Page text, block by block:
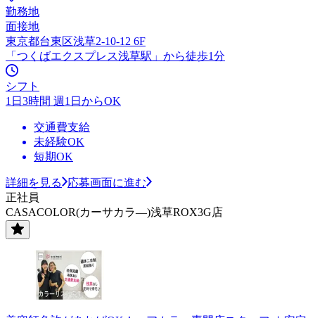
勤務地
面接地
東京都台東区浅草2-10-12 6F
「つくばエクスプレス浅草駅」から徒歩1分
シフト
1日3時間 週1日からOK
交通費支給
未経験OK
短期OK
詳細を見る
応募画面に進む
正社員
CASACOLOR(カーサカラ―)浅草ROX3G店